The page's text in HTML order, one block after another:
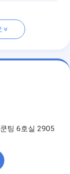
팅 6호실 2905